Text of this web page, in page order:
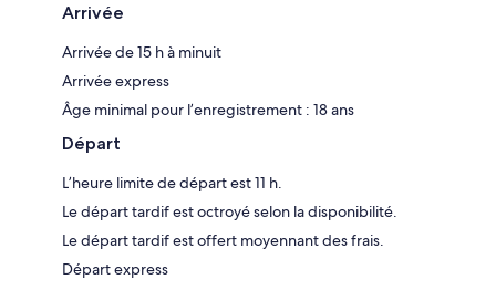
Arrivée
Arrivée de 15 h à minuit
Arrivée express
Âge minimal pour l’enregistrement : 18 ans
Départ
L’heure limite de départ est 11 h.
Le départ tardif est octroyé selon la disponibilité.
Le départ tardif est offert moyennant des frais.
Départ express